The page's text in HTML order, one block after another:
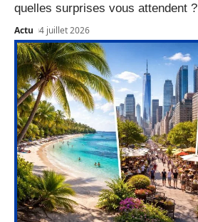
quelles surprises vous attendent ?
Actu 4 juillet 2026